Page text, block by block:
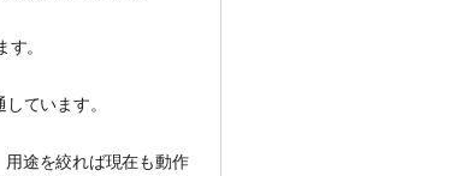
。
ています。
途を絞れば現在も動作